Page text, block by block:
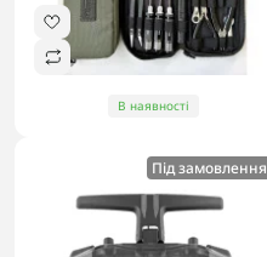
В наявності
Під замовлення